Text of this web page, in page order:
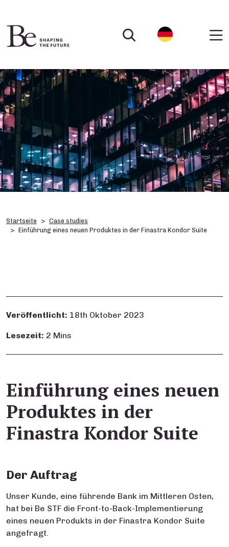
Startseite
Case studies
Einführung eines neuen Produktes in der Finastra Kondor Suite
Veröffentlicht: 18th Oktober 2023
Lesezeit: 2 Mins
Einführung eines neuen
Produktes in der
Finastra Kondor Suite
Der Auftrag
Unser Kunde, eine führende Bank im Mittleren Osten,
hat bei Be STF die Front-to-Back-Implementierung
eines neuen Produkts in der Finastra Kondor Suite
angefragt.